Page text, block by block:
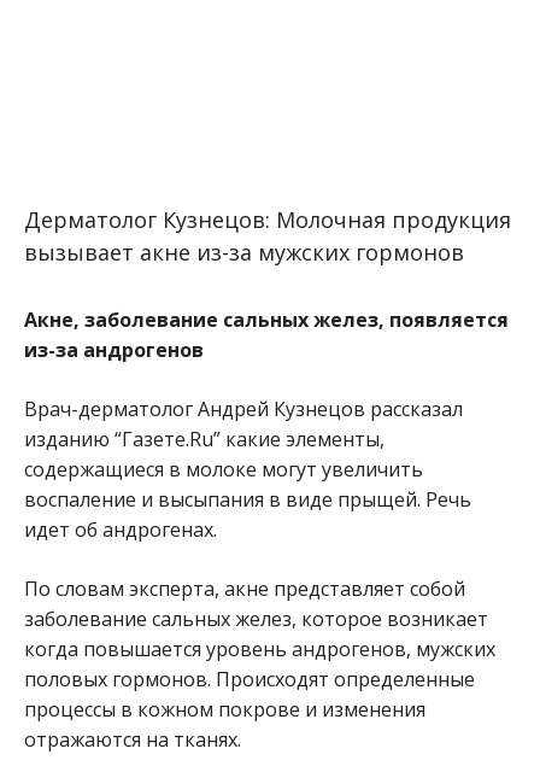
Дерматолог Кузнецов: Молочная продукция
вызывает акне из-за мужских гормонов
Акне, заболевание сальных желез, появляется
из-за андрогенов
Врач-дерматолог Андрей Кузнецов рассказал
изданию “Газете.Ru” какие элементы,
содержащиеся в молоке могут увеличить
воспаление и высыпания в виде прыщей. Речь
идет об андрогенах.
По словам эксперта, акне представляет собой
заболевание сальных желез, которое возникает
когда повышается уровень андрогенов, мужских
половых гормонов. Происходят определенные
процессы в кожном покрове и изменения
отражаются на тканях.